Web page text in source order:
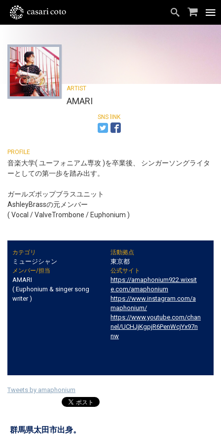
AMARI
​音楽大学( ユーフォニアム専攻 )を卒業後、 シンガーソングライタ
ーとしての第一歩を踏み出す。
ガールズポップブラスユニット
AshleyBrassの元メンバー
( Vocal / ValveTrombone / Euphonium )
カテゴリ
ミュージシャン
活動拠点
東京都
メンバー/担当
AMARI
​( Euphonium & singer song
writer )
公式サイト
https://amaphonium922.wixsit
e.com/amaphonium
https://www.instagram.com/a
maphonium/
https://www.youtube.com/chan
nel/UCHJjKgpjR6PenWcjYx97n
nw
Tweets by amaphonium
群馬県太田市出身。